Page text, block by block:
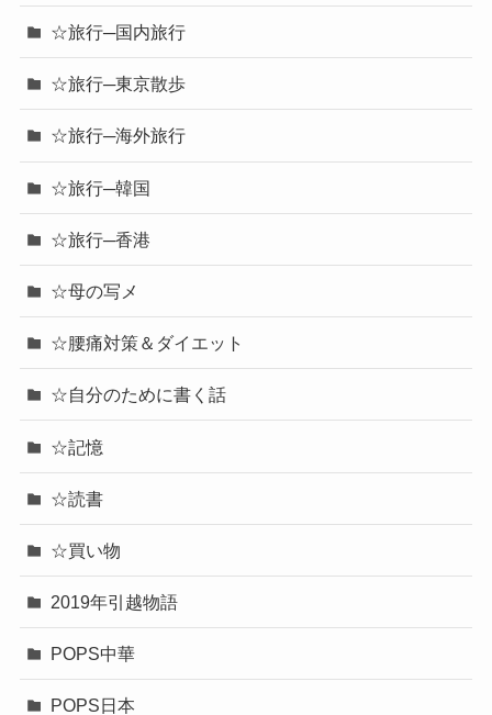
☆旅行─国内旅行
☆旅行─東京散歩
☆旅行─海外旅行
☆旅行─韓国
☆旅行─香港
☆母の写メ
☆腰痛対策＆ダイエット
☆自分のために書く話
☆記憶
☆読書
☆買い物
2019年引越物語
POPS中華
POPS日本